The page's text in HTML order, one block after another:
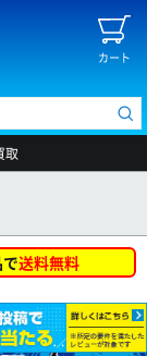
カート
取
送料無料